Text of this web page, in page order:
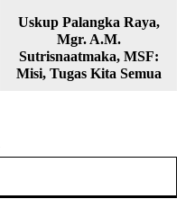
Uskup Palangka Raya,
Mgr. A.M.
Sutrisnaatmaka, MSF:
Misi, Tugas Kita Semua